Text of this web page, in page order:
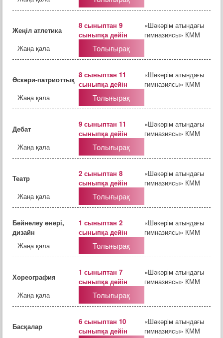
Жеңіл атлетика
8 сыныптан 9
сыныпқа дейін
«Шәкәрім атындағы
гимназиясы» КММ
Жаңа қала
Толығырақ
Әскери-патриоттық 8 сыныптан 11
сыныпқа дейін
«Шәкәрім атындағы
гимназиясы» КММ
Жаңа қала
Толығырақ
Дебат
9 сыныптан 11
сыныпқа дейін
«Шәкәрім атындағы
гимназиясы» КММ
Жаңа қала
Толығырақ
Театр
2 сыныптан 8
сыныпқа дейін
«Шәкәрім атындағы
гимназиясы» КММ
Жаңа қала
Толығырақ
Бейнелеу өнері,
дизайн
1 сыныптан 2
сыныпқа дейін
«Шәкәрім атындағы
гимназиясы» КММ
Жаңа қала
Толығырақ
Хореография
1 сыныптан 7
сыныпқа дейін
«Шәкәрім атындағы
гимназиясы» КММ
Жаңа қала
Толығырақ
Басқалар
6 сыныптан 10
сыныпқа дейін
«Шәкәрім атындағы
гимназиясы» КММ